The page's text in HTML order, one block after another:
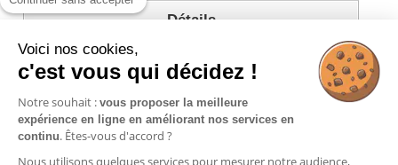
Détails
Voici nos cookies,
c'est vous qui décidez !
Notre souhait : vous proposer la meilleure
expérience en ligne en améliorant nos services en
continu. Êtes-vous d'accord ?
Nous utilisons quelques services pour mesurer notre audience,